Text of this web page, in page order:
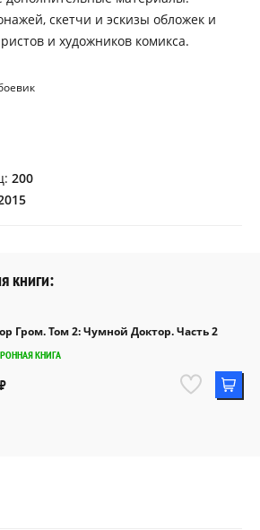
скетчи и эскизы обложек и
и художников комикса.
200
книги:
Гром. Том 2: Чумной Доктор. Часть 2
КНИГА